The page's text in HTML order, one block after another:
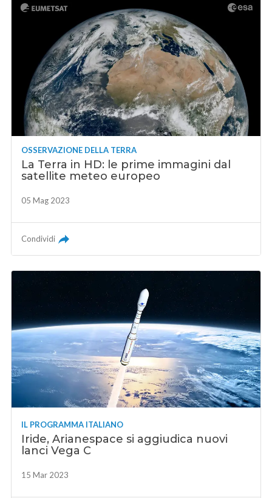
OSSERVAZIONE DELLA TERRA
La Terra in HD: le prime immagini dal
satellite meteo europeo
05 Mag 2023
Condividi
IL PROGRAMMA ITALIANO
Iride, Arianespace si aggiudica nuovi
lanci Vega C
15 Mar 2023